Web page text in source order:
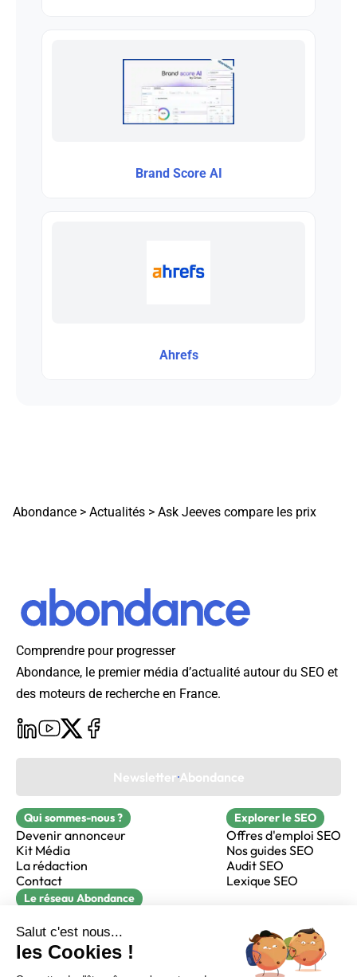
Brand Score AI
Ahrefs
Abondance > Actualités > Ask Jeeves compare les prix
Comprendre pour progresser
Abondance, le premier média d’actualité autour du SEO et
des moteurs de recherche en France.
Newsletter Abondance
Qui sommes-nous ?
Devenir annonceur
Kit Média
La rédaction
Contact
Explorer le SEO
Offres d'emploi SEO
Nos guides SEO
Audit SEO
Lexique SEO
Le réseau Abondance
Réacteur
alfie formation